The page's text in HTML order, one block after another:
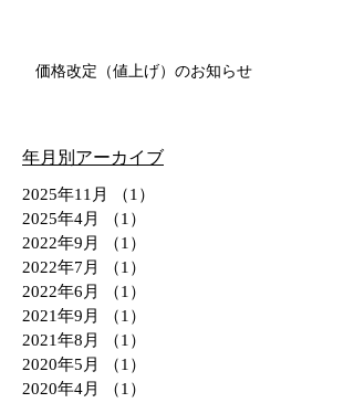
価格改定（値上げ）のお知らせ
年月別アーカイブ
2025年11月 （1）
2025年4月
（1）
2022年9月
（1）
2022年7月
（1）
2022年6月
（1）
2021年9月
（1）
2021年8月
（1）
2020年5月
（1）
2020年4月
（1）